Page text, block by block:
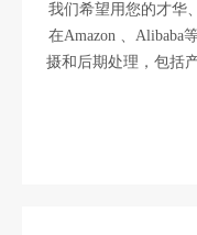
我们希望用您的才华
在Amazon 、Alibaba
摄和后期处理，包括
觉营销设计，新品上
我们对您的一些要求
合产品的特色及卖点